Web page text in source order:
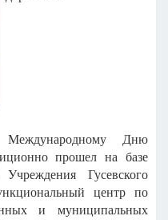
Международному Дню
прошел на базе
Гусевского
центр по
и муниципальных